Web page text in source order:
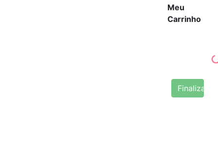
Meu
Carrinho
Finalizar